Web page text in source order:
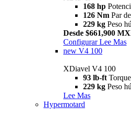
168 hp
126 Nm Par
229 kg Peso
Desde $661,900
Configurar Lee Mas
new V4 100
XDiavel V4 100
93 lb-ft Torque
229 kg Peso
Lee Mas
Hypermotard